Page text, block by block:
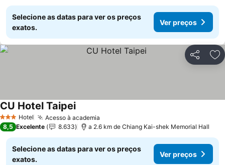
Selecione as datas para ver os preços
exatos.
Ver preços
Partilhar
3 EstrelasHotel Acesso à academia
CU Hotel TaipeiVer preços
8,5 Excelente 8.633 a 2.6 km de Chiang Kai-shek Memorial Hall
Selecione as datas para ver os preços
exatos.
Ver preços